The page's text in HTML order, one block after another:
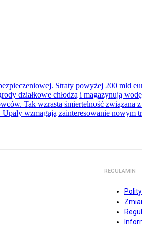
Straty powyżej 200 mld
działkowe chłodzą i magazynują wodę
Tak wzrasta śmiertelność związana z
wzmagają zainteresowanie nowym
REGULAMIN